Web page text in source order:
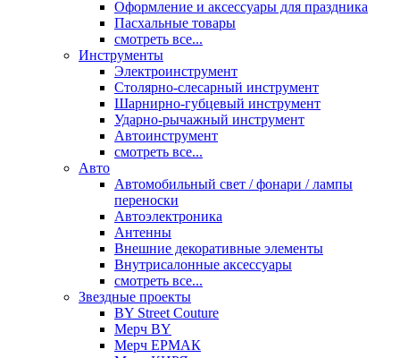
Оформление и аксессуары для праздника
Пасхальные товары
смотреть все...
Инструменты
Электроинструмент
Столярно-слесарный инструмент
Шарнирно-губцевый инструмент
Ударно-рычажный инструмент
Автоинструмент
смотреть все...
Авто
Автомобильный свет / фонари / лампы
переноски
Автоэлектроника
Антенны
Внешние декоративные элементы
Внутрисалонные аксессуары
смотреть все...
Звездные проекты
BY Street Couture
Мерч BY
Мерч ЕРМАК